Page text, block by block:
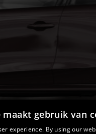
maakt gebruik van
experience. By using our